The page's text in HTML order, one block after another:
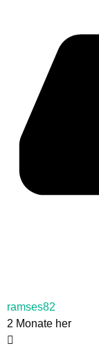
ramses82
2 Monate her